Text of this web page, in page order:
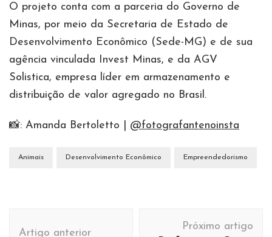
O projeto conta com a parceria do Governo de
Minas, por meio da Secretaria de Estado de
Desenvolvimento Econômico (Sede-MG) e de sua
agência vinculada Invest Minas, e da AGV
Solistica, empresa líder em armazenamento e
distribuição de valor agregado no Brasil.
📸: Amanda Bertoletto | @fotografantenoinsta
Animais Desenvolvimento Econômico Empreendedorismo
Artigo anterior
Próximo artigo